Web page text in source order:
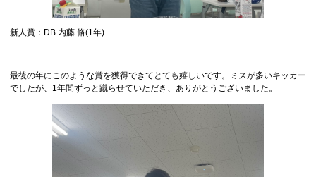
新人賞：DB 内藤 脩(1年)
最後の年にこのような賞を獲得できてとても嬉しいです。ミスが多いキッカー
でしたが、1年間ずっと蹴らせていただき、ありがとうございました。